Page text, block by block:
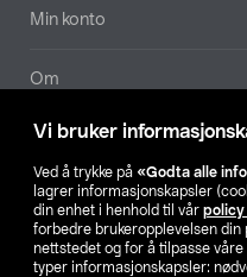
Vi bruker
Ved å trykke på «Godta alle
lagrer informasjonskapsler
din enhet i henhold til vår policy
forbedre brukeropplevelsen din
nettstedet og for å tilpasse
typer informasjonskapsler:
Min konto
Om
Aktuelt
Våre selskaper